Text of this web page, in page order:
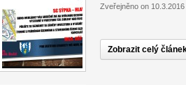
Zveřejněno on 10.3.2016
Zobrazit celý